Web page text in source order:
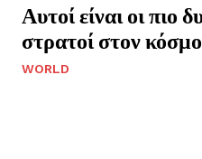
Αυτοί είναι οι πιο
στρατοί στον κόσμο
WORLD